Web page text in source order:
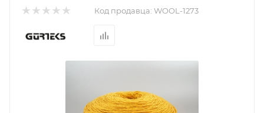
Код продавца: WOOL-1273